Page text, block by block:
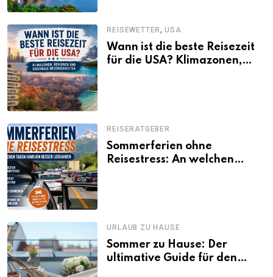
REISEWETTER,USA
Wann ist die beste Reisezeit
für die USA? Klimazonen,
REISERATGEBER
Sommerferien ohne
Reisestress: An welchen
URLAUB ZU HAUSE
Sommer zu Hause: Der
ultimative Guide für den